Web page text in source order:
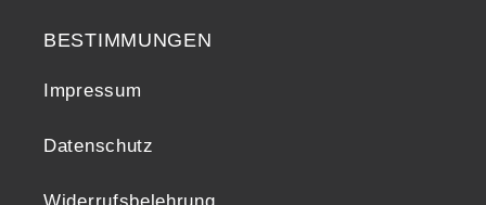
BESTIMMUNGEN
Impressum
Datenschutz